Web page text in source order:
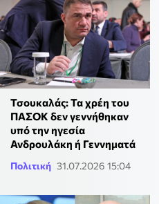
Τσουκαλάς: Τα χρέη του
ΠΑΣΟΚ δεν γεννήθηκαν
υπό την ηγεσία
Ανδρουλάκη ή Γεννηματά
Πολιτική 31.07.2026 15:04